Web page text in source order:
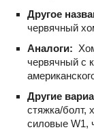
Другое
червячный
Аналоги:
червячный с
Другие
стяжка/болт,
силовые W1,